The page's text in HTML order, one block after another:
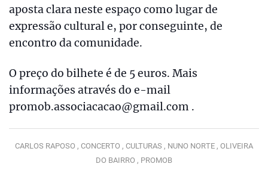
aposta clara neste espaço como lugar de
expressão cultural e, por conseguinte, de
encontro da comunidade.
O preço do bilhete é de 5 euros. Mais
informações através do e-mail
promob.associacacao@gmail.com .
CARLOS RAPOSO , CONCERTO , CULTURAS , NUNO NORTE , OLIVEIRA
DO BAIRRO , PROMOB